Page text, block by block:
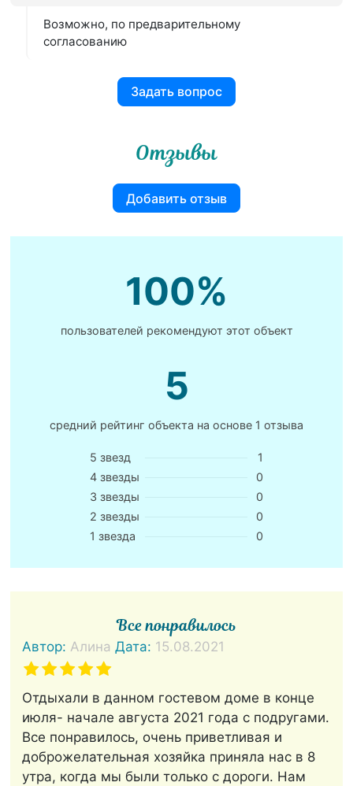
Возможно, по предварительному
согласованию
Задать вопрос
Отзывы
Добавить отзыв
100%
пользователей рекомендуют этот объект
5
средний рейтинг объекта на основе 1 отзыва
5 звезд
1
4 звезды
0
3 звезды
0
2 звезды
0
1 звезда
0
Все понравилось
Автор:Алина Дата: 15.08.2021
Отдыхали в данном гостевом доме в конце
июля- начале августа 2021 года с подругами.
Все понравилось, очень приветливая и
доброжелательная хозяйка приняла нас в 8
утра, когда мы были только с дороги. Нам